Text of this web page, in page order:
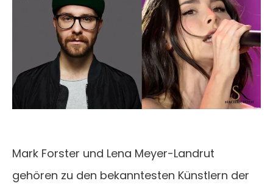
Mark Forster und Lena Meyer-Landrut
gehören zu den bekanntesten Künstlern der